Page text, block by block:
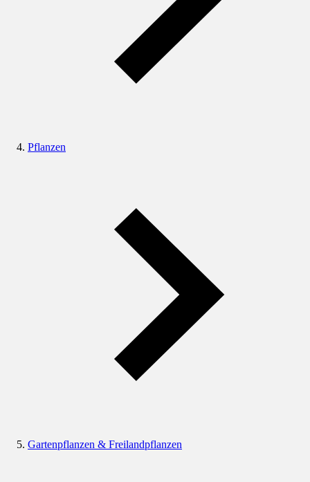
Pflanzen
Gartenpflanzen & Freilandpflanzen